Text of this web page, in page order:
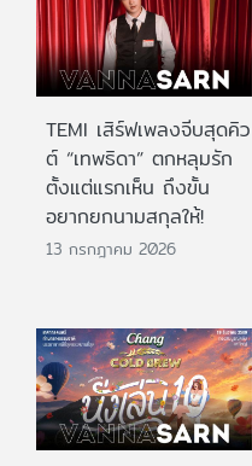
TEMI เสิร์ฟเพลงจีบสุดคิว
ต์ “เทพธิดา” ตกหลุมรัก
ตั้งแต่แรกเห็น ถึงขั้น
อยากยกนามสกุลให้!
13 กรกฎาคม 2026